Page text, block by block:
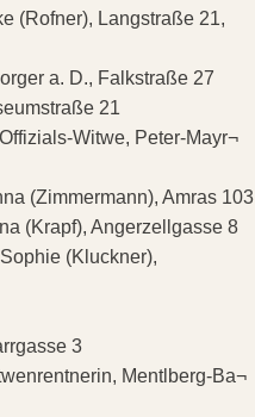
(Rofner), Langstraße 21,
a. D., Falkstraße 27
21
Witwe, Peter-Mayr¬
(Zimmermann), Amras 103
(Krapf), Angerzellgasse 8
(Kluckner),
3
Mentlberg-Ba¬